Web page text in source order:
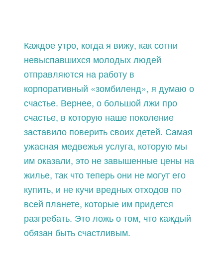
Каждое утро, когда я вижу, как сотни
невыспавшихся молодых людей
отправляются на работу в
корпоративный «зомбиленд», я думаю о
счастье. Вернее, о большой лжи про
счастье, в которую наше поколение
заставило поверить своих детей. Самая
ужасная медвежья услуга, которую мы
им оказали, это не завышенные цены на
жилье, так что теперь они не могут его
купить, и не кучи вредных отходов по
всей планете, которые им придется
разгребать. Это ложь о том, что каждый
обязан быть счастливым.